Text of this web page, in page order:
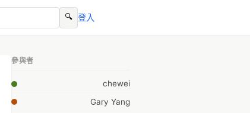
🔍 登入
參與者
chewei
Gary Yang